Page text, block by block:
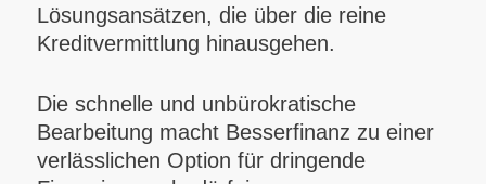
Lösungsansätzen, die über die reine
Kreditvermittlung hinausgehen.
Die schnelle und unbürokratische
Bearbeitung macht Besserfinanz zu einer
verlässlichen Option für dringende